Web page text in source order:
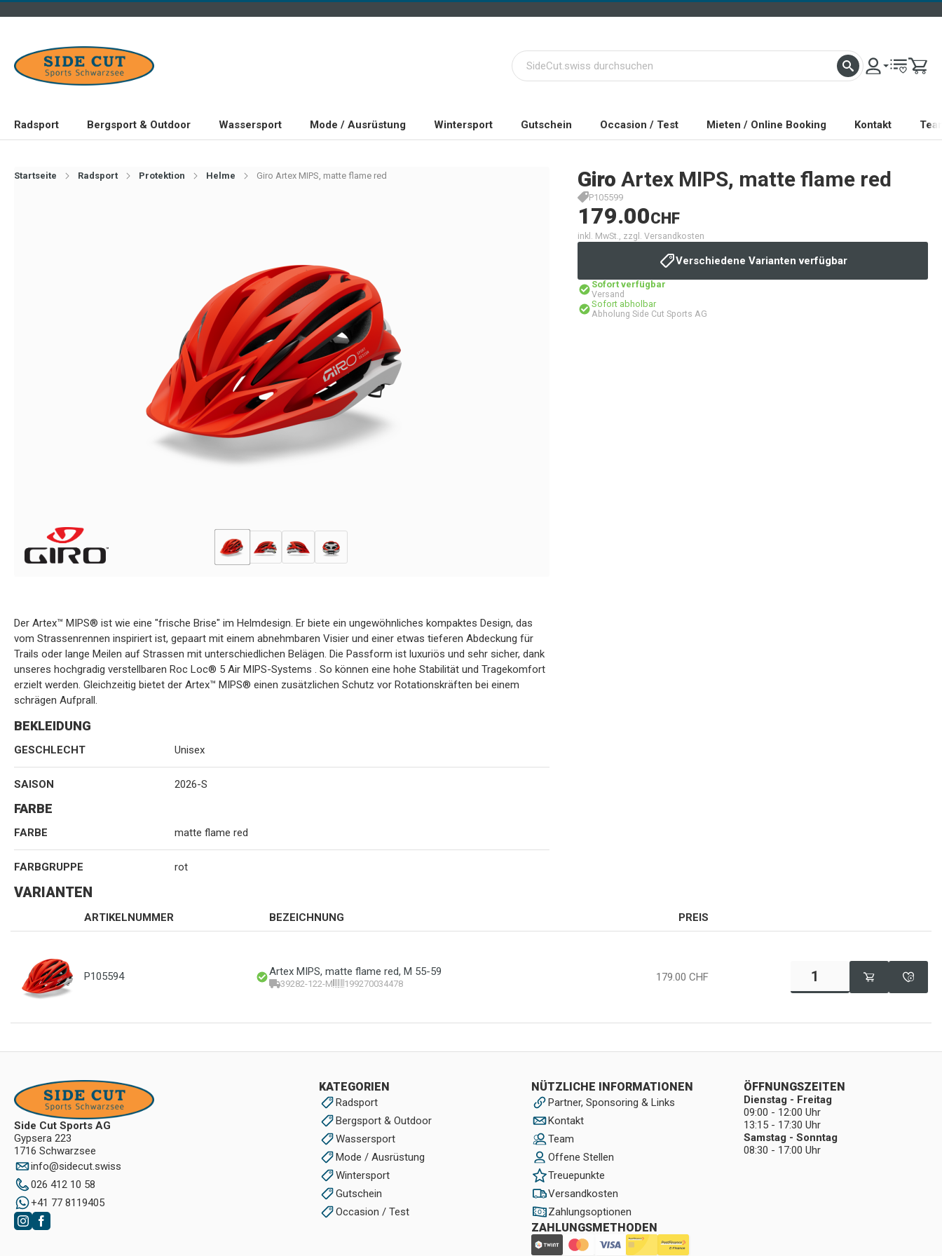
Radsport Bergsport & Outdoor Wassersport Mode / Ausrüstung Wintersport Gutschein Occasion / Test Mieten / Online Booking Kontakt
Startseite Radsport Protektion Helme Giro Artex MIPS, matte flame red Giro Artex MIPS, matte flame red
P105599
179.00CHF
inkl. MwSt., zzgl. Versandkosten
Verschiedene Varianten verfügbar
Sofort verfügbar
Versand
Sofort abholbar
Abholung Side Cut Sports AG
Der Artex™ MIPS® ist wie eine "frische Brise" im Helmdesign. Er biete ein ungewöhnliches kompaktes Design, das
vom Strassenrennen inspiriert ist, gepaart mit einem abnehmbaren Visier und einer etwas tieferen Abdeckung für
Trails oder lange Meilen auf Strassen mit unterschiedlichen Belägen. Die Passform ist luxuriös und sehr sicher, dank
unseres hochgradig verstellbaren Roc Loc® 5 Air MIPS-Systems . So können eine hohe Stabilität und Tragekomfort
erzielt werden. Gleichzeitig bietet der Artex™ MIPS® einen zusätzlichen Schutz vor Rotationskräften bei einem
schrägen Aufprall.
BEKLEIDUNG
GESCHLECHT Unisex
SAISON 2026-S
FARBE
FARBE matte flame red
FARBGRUPPE rot
VARIANTEN
ARTIKELNUMMER BEZEICHNUNG PREIS
P105594 Artex MIPS, matte flame red, M 55-59
39282-122-M 199270034478 179.00 CHF
Side Cut Sports AG
Gypsera 223
1716 Schwarzsee
info@sidecut.swiss
026 412 10 58
+41 77 8119405
KATEGORIEN
Radsport
Bergsport & Outdoor
Wassersport
Mode / Ausrüstung
Wintersport
Gutschein
Occasion / Test
NÜTZLICHE INFORMATIONEN
Partner, Sponsoring & Links
Kontakt
Team
Offene Stellen
Treuepunkte
Versandkosten
Zahlungsoptionen
ZAHLUNGSMETHODEN
ÖFFNUNGSZEITEN
Dienstag - Freitag
09:00 - 12:00 Uhr
13:15 - 17:30 Uhr
Samstag - Sonntag
08:30 - 17:00 Uhr